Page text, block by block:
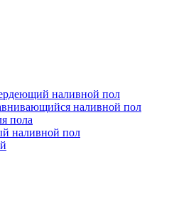
наливной пол
наливной пол
пола
наливной пол